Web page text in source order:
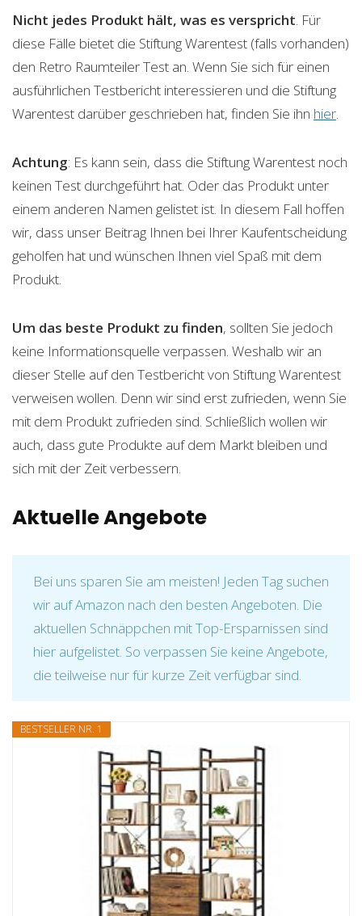
Nicht jedes Produkt hält, was es verspricht. Für
diese Fälle bietet die Stiftung Warentest (falls vorhanden)
den Retro Raumteiler Test an. Wenn Sie sich für einen
ausführlichen Testbericht interessieren und die Stiftung
Warentest darüber geschrieben hat, finden Sie ihn hier.
Achtung: Es kann sein, dass die Stiftung Warentest noch
keinen Test durchgeführt hat. Oder das Produkt unter
einem anderen Namen gelistet ist. In diesem Fall hoffen
wir, dass unser Beitrag Ihnen bei Ihrer Kaufentscheidung
geholfen hat und wünschen Ihnen viel Spaß mit dem
Produkt.
Um das beste Produkt zu finden, sollten Sie jedoch
keine Informationsquelle verpassen. Weshalb wir an
dieser Stelle auf den Testbericht von Stiftung Warentest
verweisen wollen. Denn wir sind erst zufrieden, wenn Sie
mit dem Produkt zufrieden sind. Schließlich wollen wir
auch, dass gute Produkte auf dem Markt bleiben und
sich mit der Zeit verbessern.
Aktuelle Angebote
Bei uns sparen Sie am meisten! Jeden Tag suchen
wir auf Amazon nach den besten Angeboten. Die
aktuellen Schnäppchen mit Top-Ersparnissen sind
hier aufgelistet. So verpassen Sie keine Angebote,
die teilweise nur für kurze Zeit verfügbar sind.
BESTSELLER NR. 1